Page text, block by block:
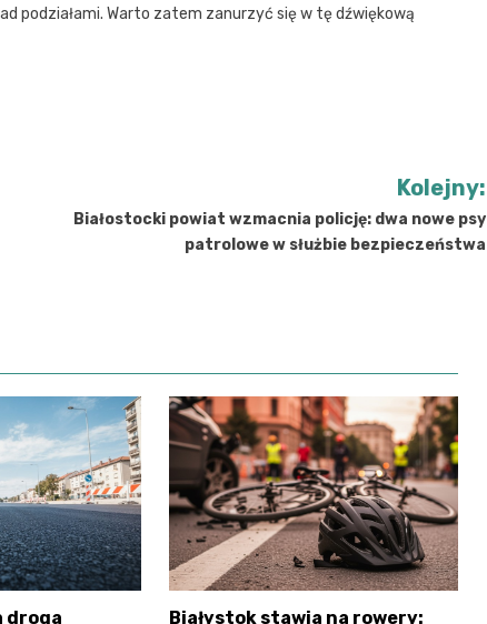
podziałami. Warto zatem zanurzyć się w tę dźwiękową
Kolejny:
Białostocki powiat wzmacnia policję: dwa nowe psy
patrolowe w służbie bezpieczeństwa
droga Białystok stawia na rowery: